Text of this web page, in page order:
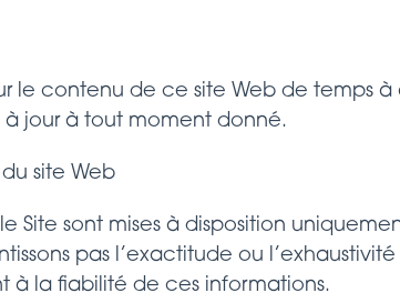
le contenu de ce site Web de temps à
jour à tout moment donné.
site Web
Site sont mises à disposition
pas l’exactitude ou
à la fiabilité de ces informations.